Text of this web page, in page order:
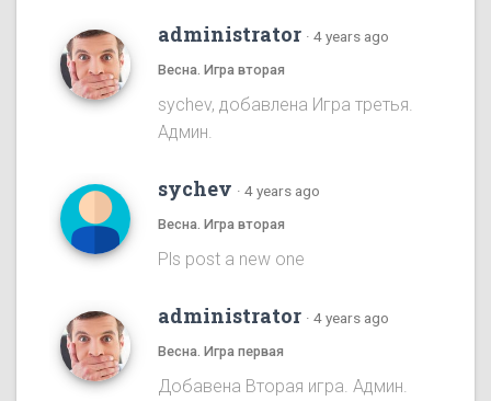
administrator · 4 years ago
Весна. Игра вторая
sychev, добавлена Игра третья.
Админ.
sychev · 4 years ago
Весна. Игра вторая
Pls post a new one
administrator · 4 years ago
Весна. Игра первая
Добавена Вторая игра. Админ.